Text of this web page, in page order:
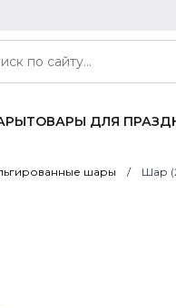
ТОВАРЫ ДЛЯ
шары Шар